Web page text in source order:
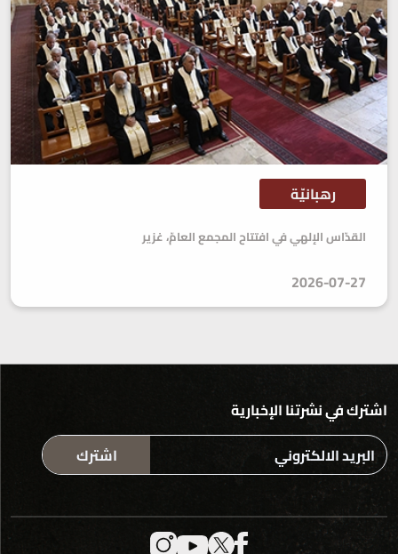
رهبانيّة
القدّاس الإلهي في افتتاح المجمع العامّ، غزير
2026-07-27
اشترك في نشرتنا الإخبارية
اشترك